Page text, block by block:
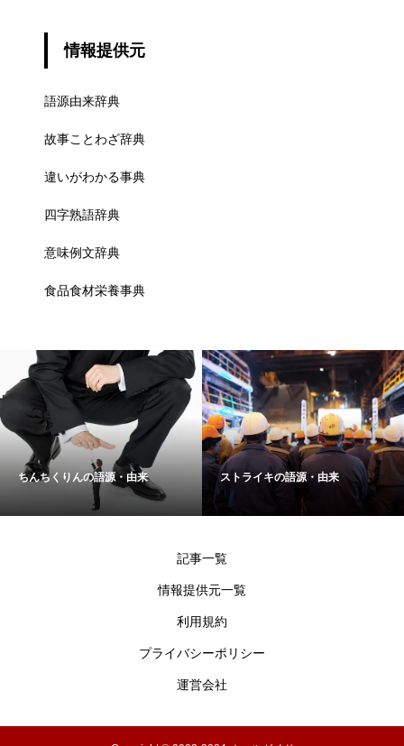
情報提供元
語源由来辞典
故事ことわざ辞典
違いがわかる事典
四字熟語辞典
意味例文辞典
食品食材栄養事典
ちんちくりんの語源・由来 ストライキの語源・由来
記事一覧
情報提供元一覧
利用規約
プライバシーポリシー
運営会社